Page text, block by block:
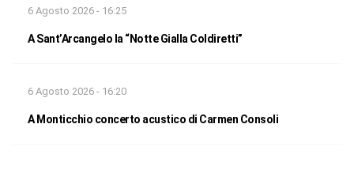
6 Agosto 2026 - 16:25
A Sant’Arcangelo la “Notte Gialla Coldiretti”
6 Agosto 2026 - 16:20
A Monticchio concerto acustico di Carmen Consoli